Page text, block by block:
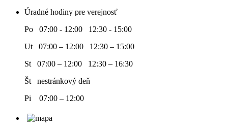
Úradné hodiny pre verejnosť
Po 07:00 - 12:00 12:30 - 15:00
Ut 07:00 – 12:00 12:30 – 15:00
St 07:00 – 12:00 12:30 – 16:30
Št nestránkový deň
Pi 07:00 – 12:00